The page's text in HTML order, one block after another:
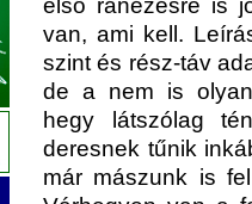
első ránézésre is
van, ami kell.
szint és rész-táv
de a nem is
hegy látszólag
deresnek tűnik
már mászunk is